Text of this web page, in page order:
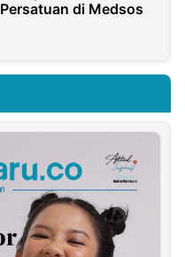
Persatuan di Medsos